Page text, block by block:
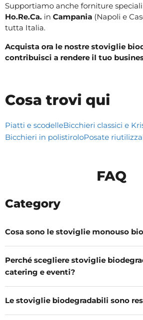
Supportiamo anche forniture
Ho.Re.Ca. in Campania (Napoli e
tutta Italia.
Acquista ora le nostre stoviglie
contribuisci a rendere il tuo
Cosa trovi qui
Piatti e scodelleBicchieri classici e
Bicchieri in polistiroloPosate
FAQ
Category
Cosa sono le stoviglie monouso
Perché scegliere stoviglie
catering e eventi?
Le stoviglie biodegradabili sono